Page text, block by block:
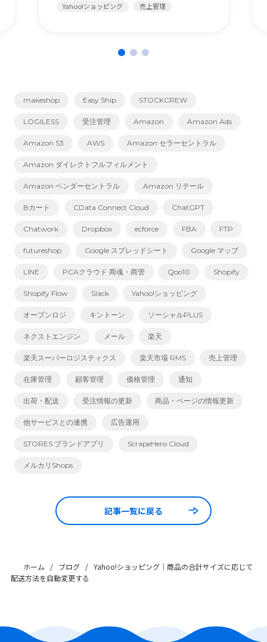
Yahoo!ショッピング
売上管理
makeshop Easy Ship STOCKCREW
LOGILESS 受注管理 Amazon Amazon Ads
Amazon S3 AWS Amazon セラーセントラル
Amazon ダイレクトフルフィルメント
Amazon ベンダーセントラル Amazon リテール
Bカート CData Connect Cloud ChatGPT
Chatwork Dropbox ecforce FBA FTP
futureshop Google スプレッドシート Google マップ
LINE PCAクラウド 商魂・商管 Qoo10 Shopify
Shopify Flow Slack Yahoo!ショッピング
オープンロジ キントーン ソーシャルPLUS
ネクストエンジン メール 楽天
楽天スーパーロジスティクス 楽天市場 RMS 売上管理
在庫管理 顧客管理 価格管理 通知
出荷・配送 受注情報の更新 商品・ページの情報更新
他サービスとの連携 広告運用
STORES ブランドアプリ ScrapeHero Cloud
メルカリShops
記事一覧に戻る
ホーム / ブログ / Yahoo!ショッピング｜商品の合計サイズに応じて
配送方法を自動変更する